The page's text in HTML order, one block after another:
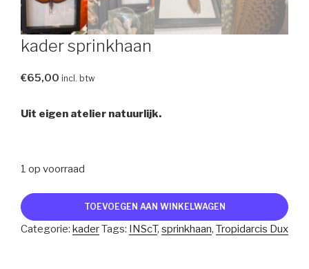
kader sprinkhaan
€65,00 incl. btw
Uit eigen atelier natuurlijk.
1 op voorraad
kader
sprinkhaan
aantal
TOEVOEGEN AAN WINKELWAGEN
Categorie: kaderTags: INScT, sprinkhaan, Tropidarcis Dux